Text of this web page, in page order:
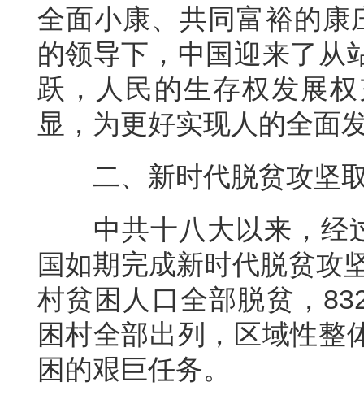
全面小康、共同富裕的
的领导下，中国迎来了从
跃，人民的生存权发展
显，为更好实现人的全面
二、新时代脱贫攻坚
中共十八大以来，经
国如期完成新时代脱贫攻
村贫困人口全部脱贫，
困村全部出列，区域性整
困的艰巨任务。